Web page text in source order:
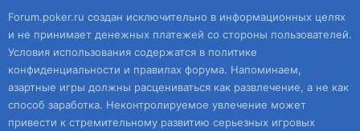
Forum.poker.ru создан исключительно в информационных целях
и не принимает денежных платежей со стороны пользователей.
Условия использования содержатся в политике
конфиденциальности и правилах форума. Напоминаем,
азартные игры должны расцениваться как развлечение, а не как
способ заработка. Неконтролируемое увлечение может
привести к стремительному развитию серьезных игровых